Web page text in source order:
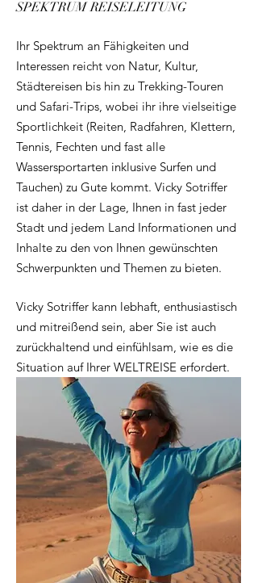
SPEKTRUM REISELEITUNG
Ihr Spektrum an Fähigkeiten und
Interessen reicht von Natur, Kultur,
Städtereisen bis hin zu Trekking-Touren
und Safari-Trips, wobei ihr ihre vielseitige
Sportlichkeit (Reiten, Radfahren, Klettern,
Tennis, Fechten und fast alle
Wassersportarten inklusive Surfen und
Tauchen) zu Gute kommt. Vicky Sotriffer
ist daher in der Lage, Ihnen in fast jeder
Stadt und jedem Land Informationen und
Inhalte zu den von Ihnen gewünschten
Schwerpunkten und Themen zu bieten.
Vicky Sotriffer kann lebhaft, enthusiastisch
und mitreißend sein, aber Sie ist auch
zurückhaltend und einfühlsam, wie es die
Situation auf Ihrer WELTREISE erfordert.